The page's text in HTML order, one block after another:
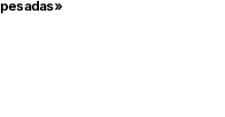
pesadas»